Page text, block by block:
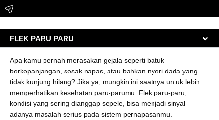
FLEK PARU PARU
Apa kamu pernah merasakan gejala seperti batuk
berkepanjangan, sesak napas, atau bahkan nyeri dada yang
tidak kunjung hilang? Jika ya, mungkin ini saatnya untuk lebih
memperhatikan kesehatan paru-parumu. Flek paru-paru,
kondisi yang sering dianggap sepele, bisa menjadi sinyal
adanya masalah serius pada sistem pernapasanmu.